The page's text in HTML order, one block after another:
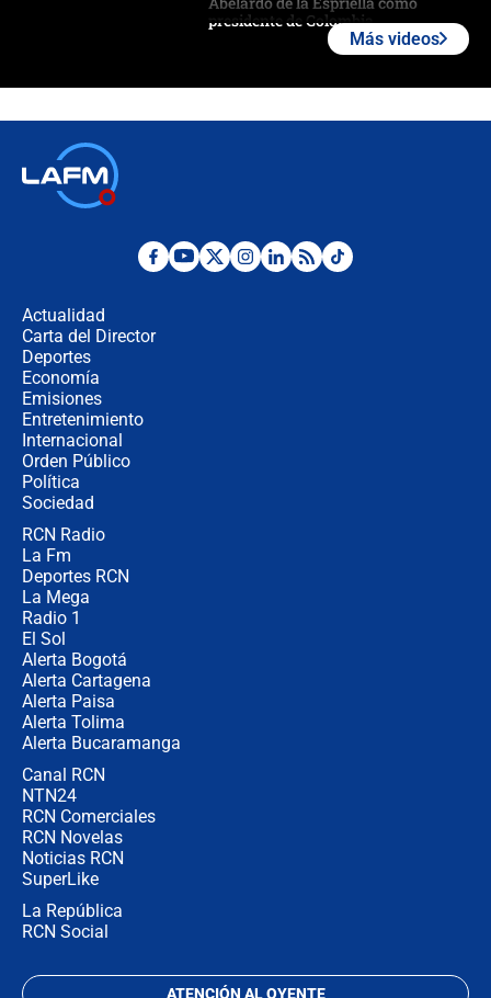
presidente de Colombia
Desde dermatitis hasta infecciones:
Más videos
Actualidad
Carta del Director
Deportes
Economía
Emisiones
Entretenimiento
Internacional
Orden Público
Política
Sociedad
RCN Radio
La Fm
Deportes RCN
La Mega
Radio 1
El Sol
Alerta Bogotá
Alerta Cartagena
Alerta Paisa
Alerta Tolima
Alerta Bucaramanga
Canal RCN
NTN24
RCN Comerciales
RCN Novelas
Noticias RCN
SuperLike
La República
RCN Social
ATENCIÓN AL OYENTE